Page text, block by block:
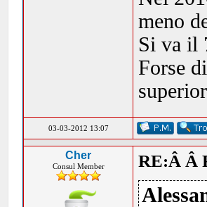
meno
Si va il
Forse
03-03-2012 13:07
Cher
Consul Member RE:Â Â